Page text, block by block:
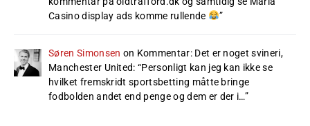
Casino display ads komme rullende
”
Søren Simonsen on Kommentar: Det er noget svineri,
Manchester United: “Personligt kan jeg kan ikke se
hvilket fremskridt sportsbetting måtte bringe
fodbolden andet end penge og dem er der i…”